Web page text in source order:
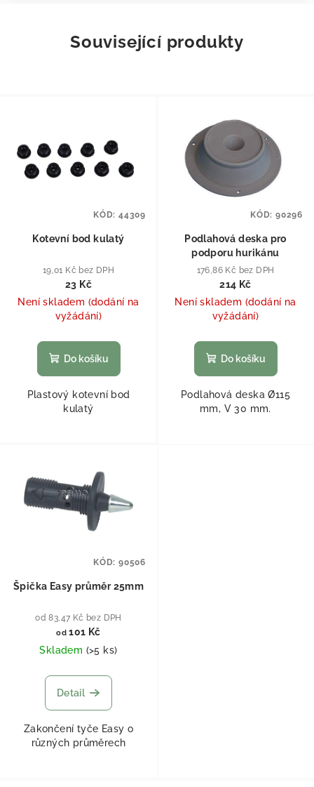
Související produkty
Kotevní bod kulatý
19,01 Kč bez DPH
23 Kč
Není skladem (dodání na
vyžádání)
Do košíku
Plastový kotevní bod
kulatý
KÓD: 44309
Podlahová deska pro
podporu hurikánu
176,86 Kč bez DPH
214 Kč
Není skladem (dodání na
vyžádání)
Do košíku
Podlahová deska Ø115
mm, V 30 mm.
KÓD: 90296
Špička Easy průměr 25mm
od 83,47 Kč bez DPH
od 101 Kč
Skladem (>5 ks)
Detail
Zakončení tyče Easy o
různých průměrech
KÓD: 90506